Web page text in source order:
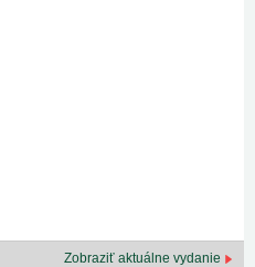
Zobraziť aktuálne vydanie